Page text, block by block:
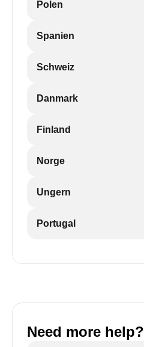
Polen
Spanien
Schweiz
Danmark
Finland
Norge
Ungern
Portugal
Need more help?